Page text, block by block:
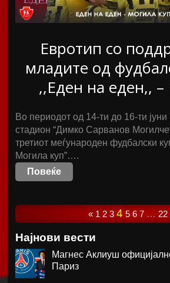
Евротип со
младите од
,,Еден на еден,,
Во периодот од 14-ти до 16-ти
стадион “Димко Сарванов
третиот меѓународен фудбалски
Могила куп”….
Повеќе
« 1 2 3 4 5 6 7 … 22
Најнови вести
Магнес Аклиуш
Париз